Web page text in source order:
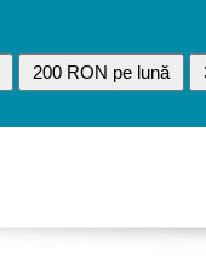
200 RON pe lună